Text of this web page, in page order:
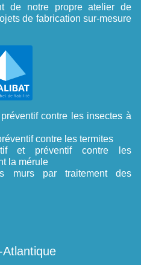
de notre propre atelier de
de fabrication sur-mesure
contre les insectes à
contre les termites
et préventif contre les
la mérule
murs par traitement des